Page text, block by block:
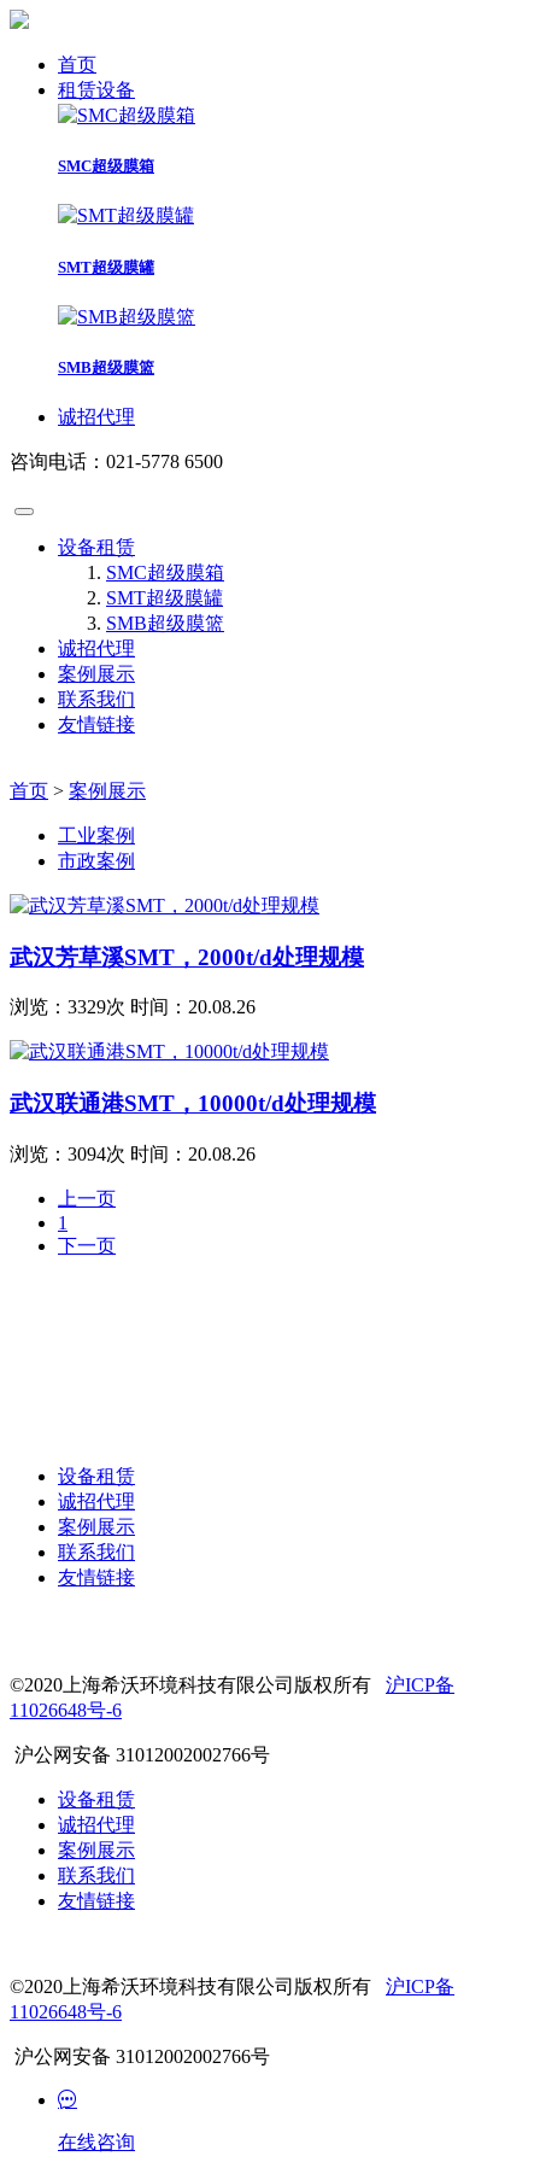
首页
租赁设备
SMC超级膜箱
SMT超级膜罐
SMB超级膜篮
诚招代理
咨询电话：021-5778 6500
设备租赁
SMC超级膜箱
SMT超级膜罐
SMB超级膜篮
诚招代理
案例展示
联系我们
友情链接
首页 > 案例展示
工业案例
市政案例
武汉芳草溪SMT，2000t/d处理规模
浏览：3329次 时间：20.08.26
武汉联通港SMT，10000t/d处理规模
浏览：3094次 时间：20.08.26
上一页
1
下一页
设备租赁
诚招代理
案例展示
联系我们
友情链接
©2020上海希沃环境科技有限公司版权所有 沪ICP备
11026648号-6
沪公网安备 31012002002766号
设备租赁
诚招代理
案例展示
联系我们
友情链接
©2020上海希沃环境科技有限公司版权所有 沪ICP备
11026648号-6
沪公网安备 31012002002766号
在线咨询